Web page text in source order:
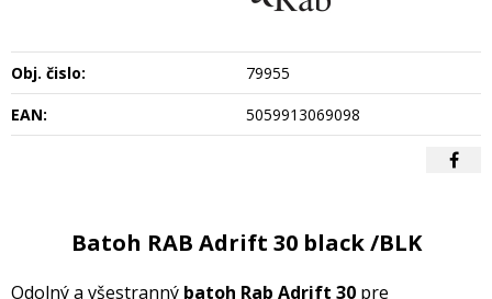
Obj. čislo:
79955
EAN:
5059913069098
Batoh RAB Adrift 30 black /BLK
Odolný a všestranný batoh Rab Adrift 30 pre